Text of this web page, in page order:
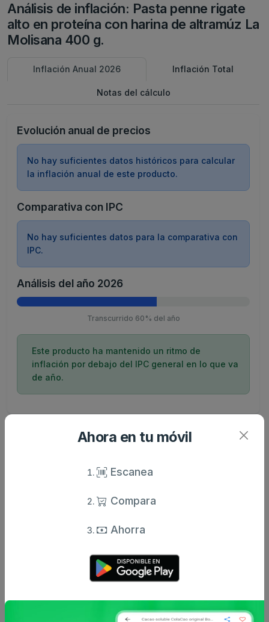
Análisis de inflación: Pasta penne rigate
alto en proteína con harina de altramúz La
Molisana 400 g.
Inflación Anual 2026 Inflación Total
Notas del cálculo
Evolución anual de precios
No hay suficientes datos históricos para calcular
la inflación anual de este producto.
Comparativa con IPC
No hay suficientes datos para la comparativa con
IPC.
Análisis del año 2026
Transcurrido 60% del año
Este producto ha mantenido un ritmo de
inflación por debajo del IPC general en lo que va
de año.
Aún no hay comentarios.
Ahora en tu móvil
Escanea
Compara
Ahorra